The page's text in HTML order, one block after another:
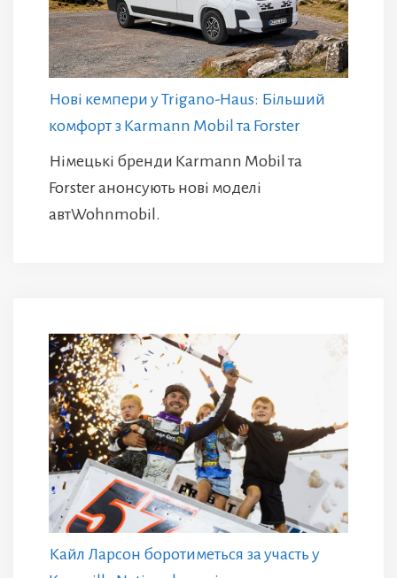
Нові кемпери у Trigano-Haus: Більший
комфорт з Karmann Mobil та Forster
Німецькі бренди Karmann Mobil та
Forster анонсують нові моделі
автWohnmobil.
Кайл Ларсон боротиметься за участь у